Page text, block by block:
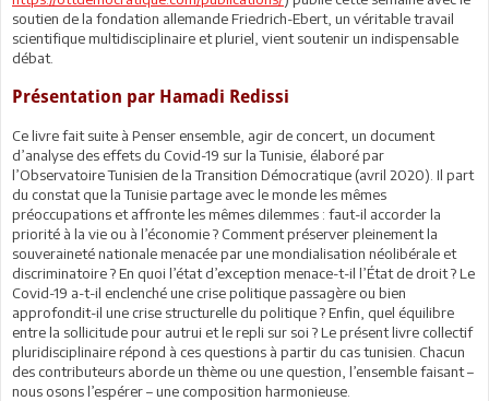
soutien de la fondation allemande Friedrich-Ebert, un véritable travail
scientifique multidisciplinaire et pluriel, vient soutenir un indispensable
débat.
Présentation par Hamadi Redissi
Ce livre fait suite à Penser ensemble, agir de concert, un document
d’analyse des effets du Covid-19 sur la Tunisie, élaboré par
l’Observatoire Tunisien de la Transition Démocratique (avril 2020). Il part
du constat que la Tunisie partage avec le monde les mêmes
préoccupations et affronte les mêmes dilemmes : faut-il accorder la
priorité à la vie ou à l’économie ? Comment préserver pleinement la
souveraineté nationale menacée par une mondialisation néolibérale et
discriminatoire ? En quoi l’état d’exception menace-t-il l’État de droit ? Le
Covid-19 a-t-il enclenché une crise politique passagère ou bien
approfondit-il une crise structurelle du politique ? Enfin, quel équilibre
entre la sollicitude pour autrui et le repli sur soi ? Le présent livre collectif
pluridisciplinaire répond à ces questions à partir du cas tunisien. Chacun
des contributeurs aborde un thème ou une question, l’ensemble faisant –
nous osons l’espérer – une composition harmonieuse.